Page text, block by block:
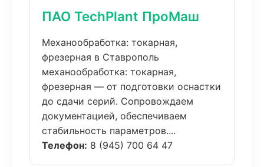
ПАО TechPlant ПроМаш
Механообработка: токарная,
фрезерная в Ставрополь
механообработка: токарная,
фрезерная — от подготовки оснастки
до сдачи серий. Сопровождаем
документацией, обеспечиваем
стабильность параметров....
Телефон: 8 (945) 700 64 47